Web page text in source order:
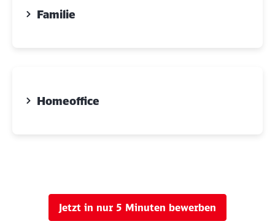
Familie
Homeoffice
Jetzt in nur 5 Minuten bewerben